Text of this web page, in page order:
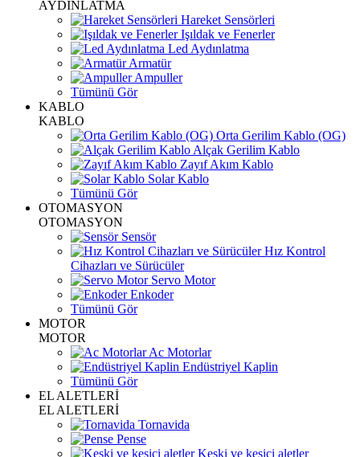
AYDINLATMA
Hareket Sensörleri
Işıldak ve Fenerler
Led Aydınlatma
Armatür
Ampuller
Tümünü Gör
KABLO
KABLO
Orta Gerilim Kablo (OG)
Alçak Gerilim Kablo
Zayıf Akım Kablo
Solar Kablo
Tümünü Gör
OTOMASYON
OTOMASYON
Sensör
Hız Kontrol
Cihazları ve Sürücüler
Servo Motor
Enkoder
Tümünü Gör
MOTOR
MOTOR
Ac Motorlar
Endüstriyel Kaplin
Tümünü Gör
EL ALETLERİ
EL ALETLERİ
Tornavida
Pense
Keski ve kesici aletler